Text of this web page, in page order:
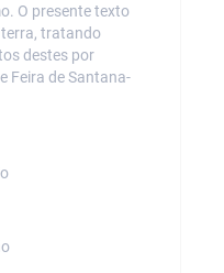
O presente texto
tratando
destes por
Feira de Santana-